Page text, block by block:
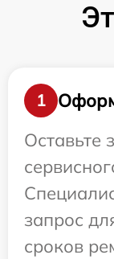
1
Оставьте
запрос
сроков